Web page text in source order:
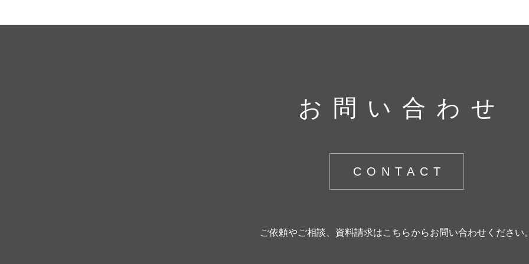
お問い合わせ
CONTACT
ご依頼やご相談、資料請求はこちらからお問い合わせください